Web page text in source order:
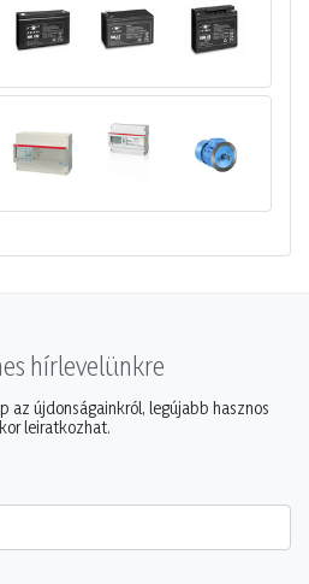
hírlevelünkre
az újdonságainkról, legújabb hasznos
leiratkozhat.